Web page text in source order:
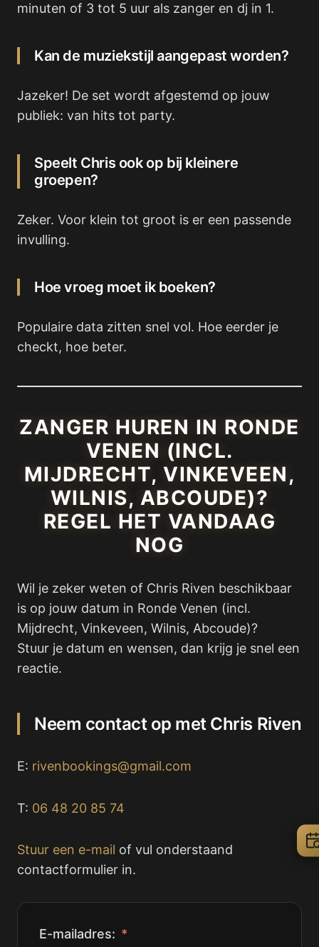
minuten of 3 tot 5 uur als zanger en dj in 1.
Kan de muziekstijl aangepast worden?
Jazeker! De set wordt afgestemd op jouw
publiek: van hits tot party.
Speelt Chris ook op bij kleinere
groepen?
Zeker. Voor klein tot groot is er een passende
invulling.
Hoe vroeg moet ik boeken?
Populaire data zitten snel vol. Hoe eerder je
checkt, hoe beter.
ZANGER HUREN IN RONDE
VENEN (INCL.
MIJDRECHT, VINKEVEEN,
WILNIS, ABCOUDE)?
REGEL HET VANDAAG
NOG
Wil je zeker weten of Chris Riven beschikbaar
is op jouw datum in Ronde Venen (incl.
Mijdrecht, Vinkeveen, Wilnis, Abcoude)?
Stuur je datum en wensen, dan krijg je snel een
reactie.
Neem contact op met Chris Riven
E: rivenbookings@gmail.com
T: 06 48 20 85 74
Stuur een e-mail of vul onderstaand
contactformulier in.
E-mailadres: